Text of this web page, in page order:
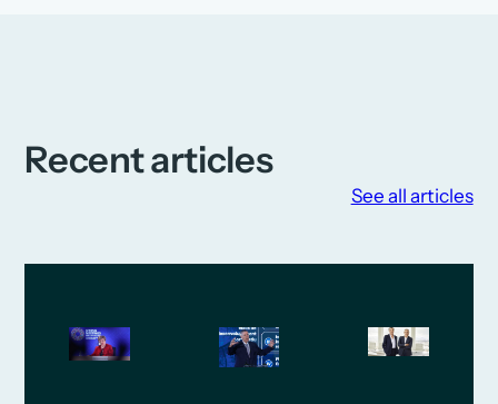
Recent articles
See all articles